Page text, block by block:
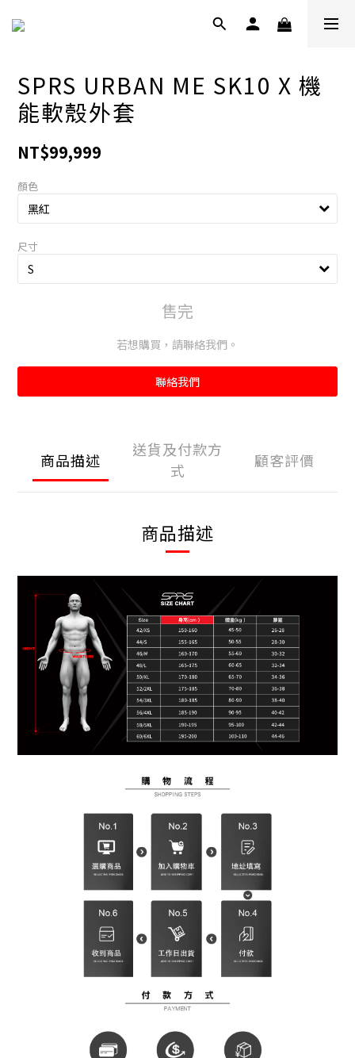
SPRS URBAN ME SK10 X 機
能軟殼外套
NT$99,999
顏色
尺寸
售完
若想購買，請聯絡我們。
聯絡我們
商品描述
送貨及付款方
式
顧客評價
商品描述